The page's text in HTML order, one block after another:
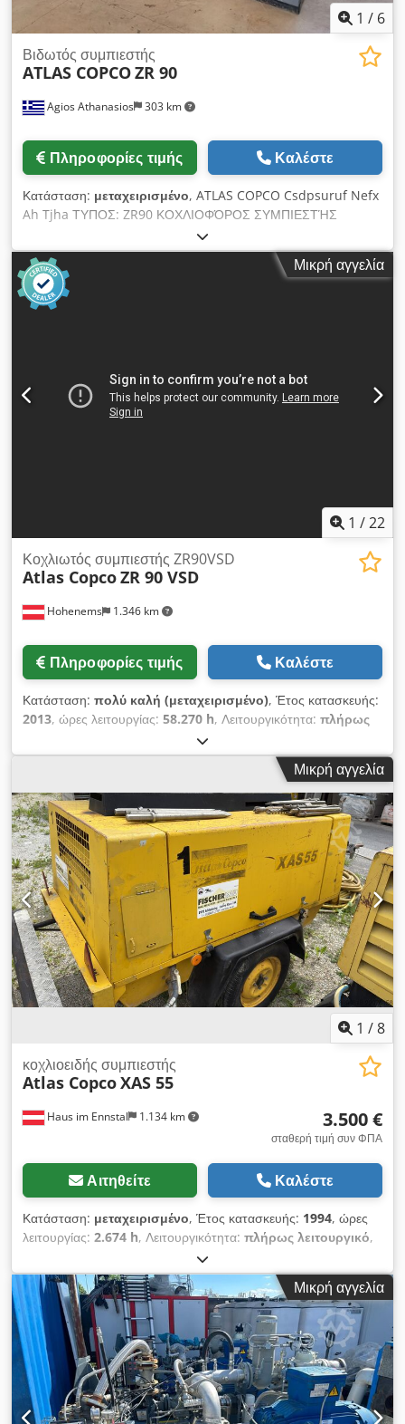
1 / 6
Agios Athanasios 303 km
Βιδωτός συμπιεστής
ATLAS COPCOZR 90
Πληροφορίες τιμής Καλέστε
Κατάσταση: μεταχειρισμένο, ATLAS COPCO Csdpsuruf Nefx
Ah Tjha ΤΥΠΟΣ: ZR90 ΚΟΧΛΙΟΦΌΡΟΣ ΣΥΜΠΙΕΣΤΉΣ
Μικρή αγγελία
1 /22
Hohenems 1.346 km
Κοχλιωτός συμπιεστής ZR90VSD
Atlas CopcoZR 90 VSD
Πληροφορίες τιμής Καλέστε
Κατάσταση: πολύ καλή (μεταχειρισμένο), Έτος κατασκευής:
2013, ώρες λειτουργίας: 58.270 h, Λειτουργικότητα: πλήρως
, Συγκομπρέσορας βιδωτός, χωρίς λάδι, Atlas
Copco ZR90VSD Chjdpfx Aezmwc Hsh Tja Ενσωματωμένος
μετατροπέας συχνότητας 90 kW 9 bar 15,50 m3/λεπτό Έτος
κατασκευής: 2013 Ώρες λειτουργίας: 58.270
Μικρή αγγελία
1 /8
Haus im Ennstal 1.134 km
κοχλιοειδής συμπιεστής
Atlas CopcoXAS 55
3.500 €
σταθερή τιμή συν ΦΠΑ
Αιτηθείτε Καλέστε
Κατάσταση: μεταχειρισμένο, Έτος κατασκευής: 1994, ώρες
λειτουργίας: 2.674 h, Λειτουργικότητα: πλήρως λειτουργικό,
Atlas Copco XAS 55 Κατασκευαστικός Κομπρεσέρ /
Κοχλιοφόρος Συμπιεστής - Έτος Κατασκευής 1994 -
Περιλαμβάνει Αξεσουάρ Επαγγελματική πώληση ενός
μεταφερόμενου κοχλιοφόρου κομπρεσέρ Atlas Copco, πλήρες
πακέτο! Διατίθεται προς πώληση ένας αξιόπιστος και στιβαρός
κοχλιοφόρος συμπιεστής από τον κατασκευαστή ποιότητας
Atlas Copco, μοντέλο XAS 55. Η συσκευή προέρχεται από τον
στόλο οχημάτων της Fischer Bau GmbH, είναι τοποθετημένη
σε πρακτικό μονοαξονικό πλαίσιο με ράβδο ρυμούλκησης και
Μικρή αγγελία